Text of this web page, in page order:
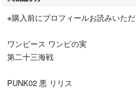
※購入前にプロフィールお読みいただ
ワンピース ワンピの実
第二十三海戦
PUNK02 悪 リリス